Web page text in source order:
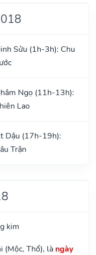
Sửu (1h-3h): Chu
Ngọ (11h-13h):
Lao
Dậu (17h-19h):
Trận
kim
(Mộc, Thổ), là ngày